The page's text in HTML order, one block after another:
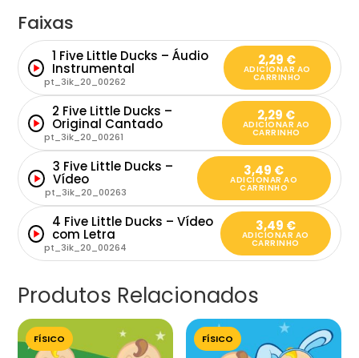
Faixas
1 Five Little Ducks – Áudio
Instrumental
pt_3ik_20_00262
2,29 €
ADICIONAR AO
CARRINHO
2 Five Little Ducks –
Original Cantado
pt_3ik_20_00261
2,29 €
ADICIONAR AO
CARRINHO
3 Five Little Ducks –
Vídeo
pt_3ik_20_00263
3,49 €
ADICIONAR AO
CARRINHO
4 Five Little Ducks – Vídeo
com Letra
pt_3ik_20_00264
3,49 €
ADICIONAR AO
CARRINHO
Produtos Relacionados
FÍSICO FÍSICO